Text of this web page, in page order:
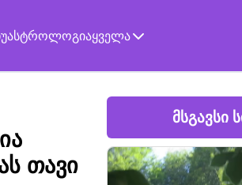
ასტროლოგიაყველა
თავი
მსგავსი